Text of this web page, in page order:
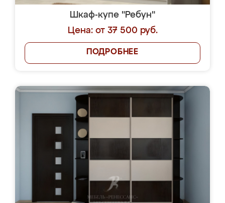
Шкаф-купе "Ребун"
Цена: от 37 500 руб.
ПОДРОБНЕЕ